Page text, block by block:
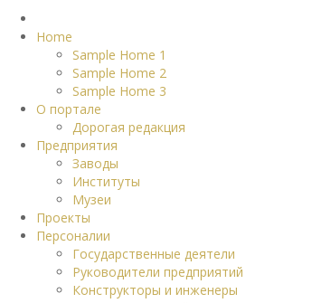
Home
Sample Home 1
Sample Home 2
Sample Home 3
О портале
Дорогая редакция
Предприятия
Заводы
Институты
Музеи
Проекты
Персоналии
Государственные деятели
Руководители предприятий
Конструкторы и инженеры